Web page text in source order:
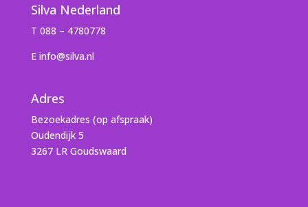
Silva Nederland
T 088 – 4780778
E info@silva.nl
Adres
Bezoekadres (op afspraak)
Oudendijk 5
3267 LR Goudswaard